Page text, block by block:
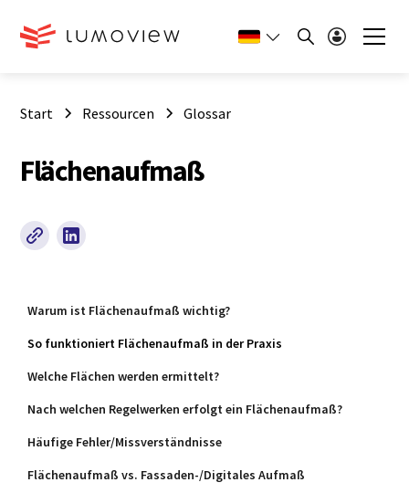
Start Ressourcen Glossar
Flächenaufmaß
Warum ist Flächenaufmaß wichtig?
So funktioniert Flächenaufmaß in der Praxis
Welche Flächen werden ermittelt?
Nach welchen Regelwerken erfolgt ein Flächenaufmaß?
Häufige Fehler/Missverständnisse
Flächenaufmaß vs. Fassaden‑/Digitales Aufmaß